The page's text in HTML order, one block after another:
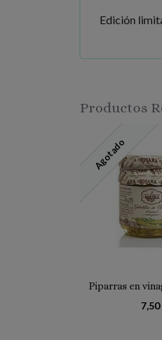
Edición
Productos
Agotado
Piparras en
7,50